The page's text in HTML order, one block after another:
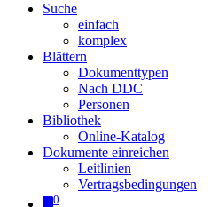
Suche
einfach
komplex
Blättern
Dokumenttypen
Nach DDC
Personen
Bibliothek
Online-Katalog
Dokumente einreichen
Leitlinien
Vertragsbedingungen
0